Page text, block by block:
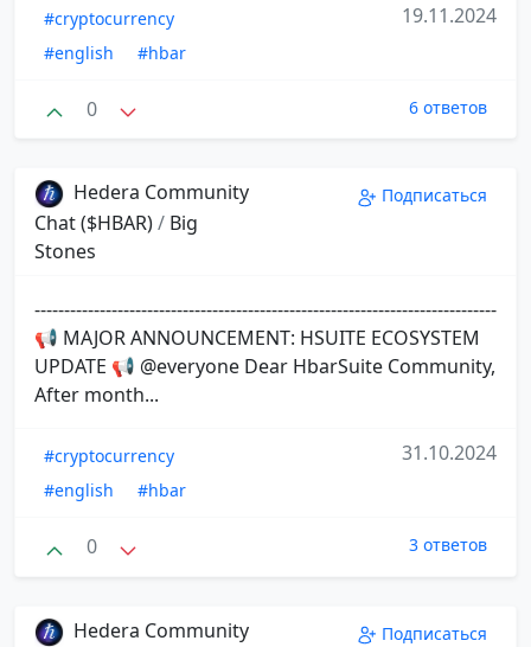
#cryptocurrency
#english
#hbar
19.11.2024
0 6 ответов
Hedera Community
Chat ($HBAR)/ Big
Stones
Подписаться
------------------------------------------------------------------------------
📢 MAJOR ANNOUNCEMENT: HSUITE ECOSYSTEM
UPDATE 📢 @everyone Dear HbarSuite Community,
After month...
#cryptocurrency
#english
#hbar
31.10.2024
0 3 ответов
Hedera Community
Подписаться